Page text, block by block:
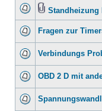
Standheizung
Fragen zur
Verbindungs
OBD 2 D mit